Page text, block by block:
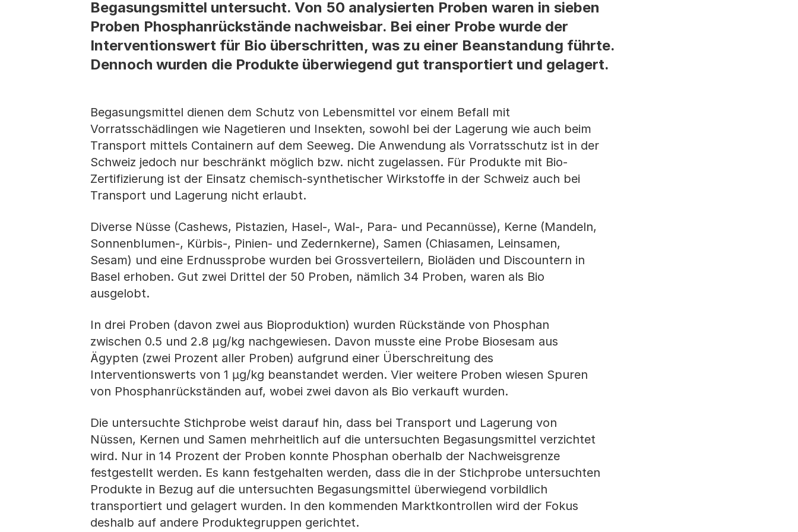
Begasungsmittel untersucht. Von 50 analysierten Proben waren in sieben
Proben Phosphanrückstände nachweisbar. Bei einer Probe wurde der
Interventionswert für Bio überschritten, was zu einer Beanstandung führte.
Dennoch wurden die Produkte überwiegend gut transportiert und gelagert.
Begasungsmittel dienen dem Schutz von Lebensmittel vor einem Befall mit
Vorratsschädlingen wie Nagetieren und Insekten, sowohl bei der Lagerung wie auch beim
Transport mittels Containern auf dem Seeweg. Die Anwendung als Vorratsschutz ist in der
Schweiz jedoch nur beschränkt möglich bzw. nicht zugelassen. Für Produkte mit Bio-
Zertifizierung ist der Einsatz chemisch-synthetischer Wirkstoffe in der Schweiz auch bei
Transport und Lagerung nicht erlaubt.
Diverse Nüsse (Cashews, Pistazien, Hasel-, Wal-, Para- und Pecannüsse), Kerne (Mandeln,
Sonnenblumen-, Kürbis-, Pinien- und Zedernkerne), Samen (Chiasamen, Leinsamen,
Sesam) und eine Erdnussprobe wurden bei Grossverteilern, Bioläden und Discountern in
Basel erhoben. Gut zwei Drittel der 50 Proben, nämlich 34 Proben, waren als Bio
ausgelobt.
In drei Proben (davon zwei aus Bioproduktion) wurden Rückstände von Phosphan
zwischen 0.5 und 2.8 μg/kg nachgewiesen. Davon musste eine Probe Biosesam aus
Ägypten (zwei Prozent aller Proben) aufgrund einer Überschreitung des
Interventionswerts von 1 µg/kg beanstandet werden. Vier weitere Proben wiesen Spuren
von Phosphanrückständen auf, wobei zwei davon als Bio verkauft wurden.
Die untersuchte Stichprobe weist darauf hin, dass bei Transport und Lagerung von
Nüssen, Kernen und Samen mehrheitlich auf die untersuchten Begasungsmittel verzichtet
wird. Nur in 14 Prozent der Proben konnte Phosphan oberhalb der Nachweisgrenze
festgestellt werden. Es kann festgehalten werden, dass die in der Stichprobe untersuchten
Produkte in Bezug auf die untersuchten Begasungsmittel überwiegend vorbildlich
transportiert und gelagert wurden. In den kommenden Marktkontrollen wird der Fokus
deshalb auf andere Produktegruppen gerichtet.